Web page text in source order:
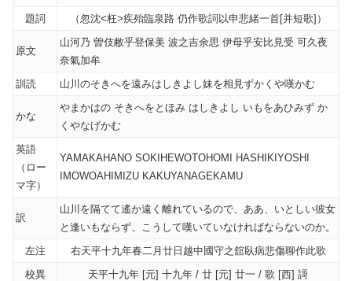
題詞
（忽沈<枉>疾殆臨泉路 仍作歌詞以申悲緒一首[并短歌]）
原文
山河乃 曽伎敝乎登保美 波之吉余思 伊母乎安比見受 可久夜
奈氣加牟
訓読
山川のそきへを遠みはしきよし妹を相見ずかくや嘆かむ
かな
やまかはの そきへをとほみ はしきよし いもをあひみず か
くやなげかむ
英語
（ロー
マ字）
YAMAKAHANO SOKIHEWOTOHOMI HASHIKIYOSHI
IMOWOAHIMIZU KAKUYANAGEKAMU
訳
山川を隔てて遙か遠く離れているので、ああ、いとしい彼女
と逢いもならず、こうして嘆いていなければならないのか。
左注
右天平十九年春二月廿日越中國守之舘臥病悲傷聊作此歌
校異
天平十九年 [元] 十九年 / 廿 [元] 廿一 / 歌 [西] 謌